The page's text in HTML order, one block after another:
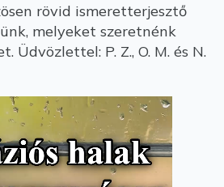
rövid ismeretterjesztő
melyeket szeretnénk
Üdvözlettel: P. Z., O. M. és N.